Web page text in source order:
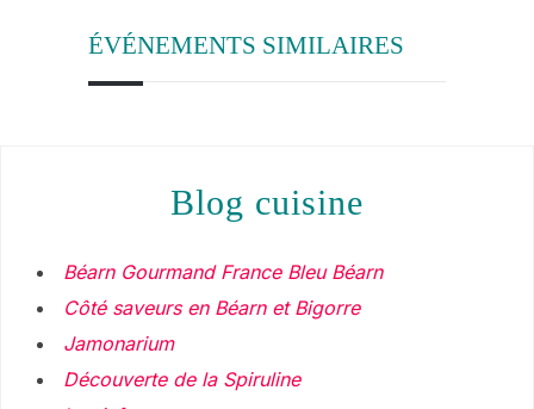
ÉVÉNEMENTS SIMILAIRES
blog cuisine
Béarn Gourmand France Bleu Béarn
Côté saveurs en Béarn et Bigorre
Jamonarium
Découverte de la Spiruline